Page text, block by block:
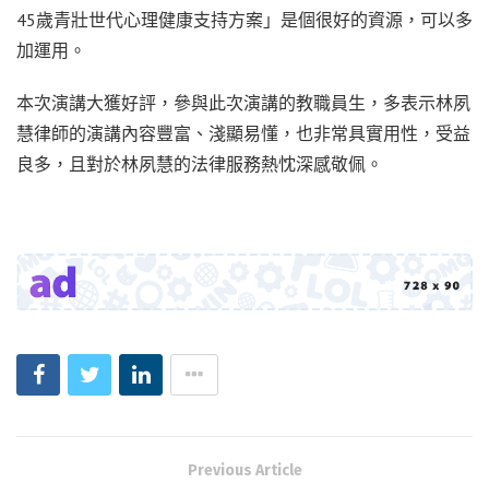
45歲青壯世代心理健康支持方案」是個很好的資源，可以多
加運用。
本次演講大獲好評，參與此次演講的教職員生，多表示林夙
慧律師的演講內容豐富、淺顯易懂，也非常具實用性，受益
良多，且對於林夙慧的法律服務熱忱深感敬佩。
Previous Article